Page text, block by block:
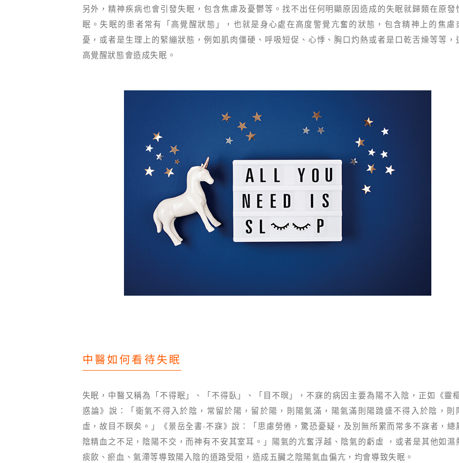
另外，精神疾病也會引發失眠，包含焦慮及憂鬱等。找不出任何明顯原因造成的失眠就歸類在原發
眠。失眠的患者常有「高覺醒狀態」，也就是身心處在高度警覺亢奮的狀態，包含精神上的焦慮
憂，或者是生理上的緊繃狀態，例如肌肉僵硬、呼吸短促、心悸、胸口灼熱或者是口乾舌燥等等，
高覺醒狀態會造成失眠。
中醫如何看待失眠
失眠，中醫又稱為「不得眠」、「不得臥」、「目不暝」，不寐的病因主要為陽不入陰，正如《靈
惑論》說：「衛氣不得入於陰，常留於陽，留於陽，則陽氣滿，陽氣滿則陽蹺盛不得入於陰，則
虛，故目不瞑矣。」《景岳全書‧不寐》說：「思慮勞倦，驚恐憂疑，及別無所累而常多不寐者，總
陰精血之不足，陰陽不交，而神有不安其室耳。」陽氣的亢奮浮越、陰氣的虧虛 ，或者是其他如濕
痰飲、瘀血、氣滯等導致陽入陰的道路受阻，造成五臟之陰陽氣血偏亢，均會導致失眠。